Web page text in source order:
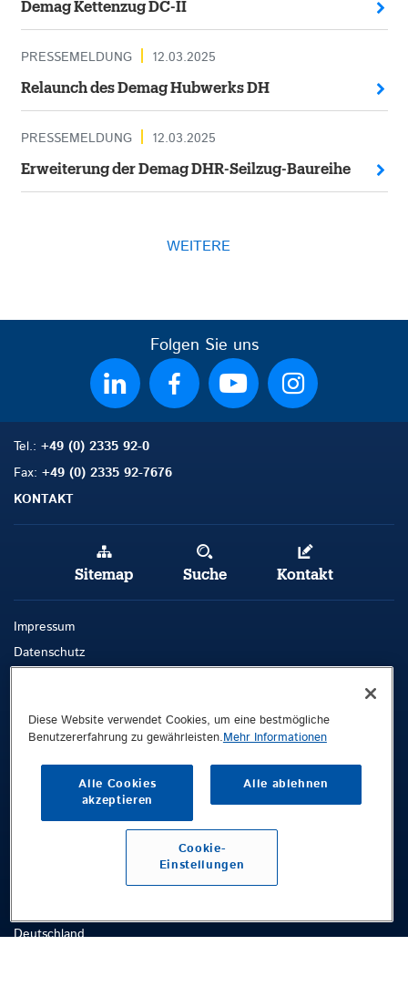
Demag Kettenzug DC-II
PRESSEMELDUNG 12.03.2025
Relaunch des Demag Hubwerks DH
PRESSEMELDUNG 12.03.2025
Erweiterung der Demag DHR-Seilzug-Baureihe
WEITERE
Folgen Sie uns
Tel.: +49 (0) 2335 92-0
Fax: +49 (0) 2335 92-7676
KONTAKT
Impressum
Datenschutz
Sitemap Suche Kontakt
Demag Cranes & Components GmbH
58286 Wetter
Deutschland
Diese Website verwendet Cookies, um eine bestmögliche
Benutzererfahrung zu gewährleisten.Mehr Informationen
Alle Cookies
akzeptieren
Alle ablehnen
Cookie-
Einstellungen